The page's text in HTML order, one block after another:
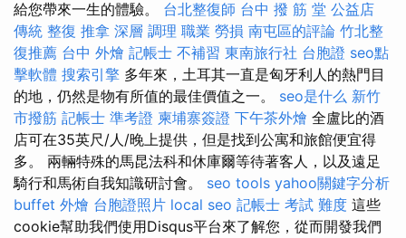
給您帶來一生的體驗。 台北整復師 台中 撥 筋 堂 公益店
傳統 整復 推拿 深層 調理 職業 勞損 南屯區的評論 竹北整
復推薦 台中 外燴 記帳士 不補習 東南旅行社 台胞證 seo點
擊軟體 搜索引擎 多年來，土耳其一直是匈牙利人的熱門目
的地，仍然是物有所值的最佳價值之一。 seo是什么 新竹
市撥筋 記帳士 準考證 柬埔寨簽證 下午茶外燴 全盧比的酒
店可在35英尺/人/晚上提供，但是找到公寓和旅館便宜得
多。 兩輛特殊的馬昆法科和休庫爾等待著客人，以及遠足
騎行和馬術自我知識研討會。 seo tools yahoo關鍵字分析
buffet 外燴 台胞證照片 local seo 記帳士 考試 難度 這些
cookie幫助我們使用Disqus平台來了解您，從而開發我們